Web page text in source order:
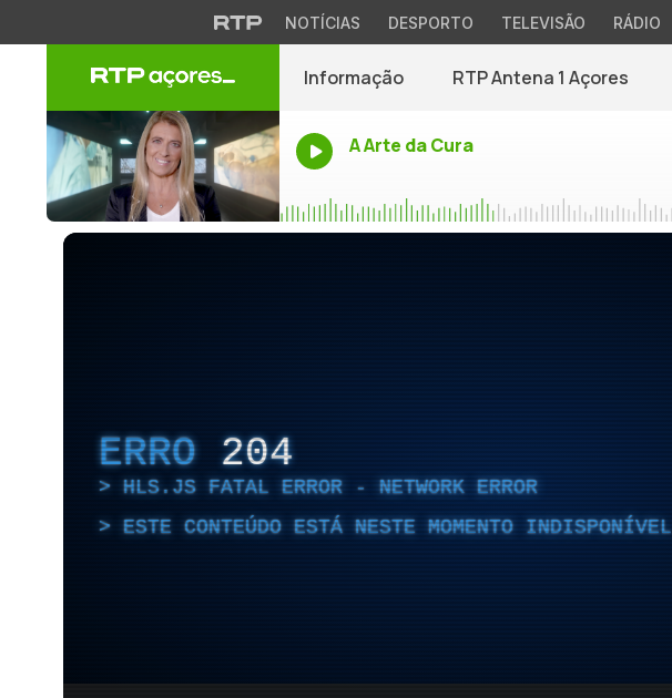
NOTÍCIAS DESPORTO TELEVISÃO RÁDIO
Informação RTP Antena 1 Açores
A Arte da Cura
ERRO 204
HLS.JS FATAL ERROR - NETWORK ERROR
ESTE CONTEÚDO ESTÁ NESTE MOMENTO INDISPONÍVEL